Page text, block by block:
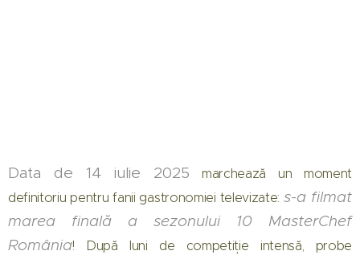
Data de 14 iulie 2025 marchează un moment
definitoriu pentru fanii gastronomiei televizate: s-a filmat
marea finală a sezonului 10 MasterChef
România! După luni de competiție intensă, probe